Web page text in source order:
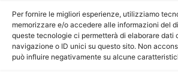
Per fornire le migliori esperienze, utilizziamo
memorizzare e/o accedere alle informazioni del
queste tecnologie ci permetterà di elaborare dati
navigazione o ID unici su questo sito. Non
può influire negativamente su alcune